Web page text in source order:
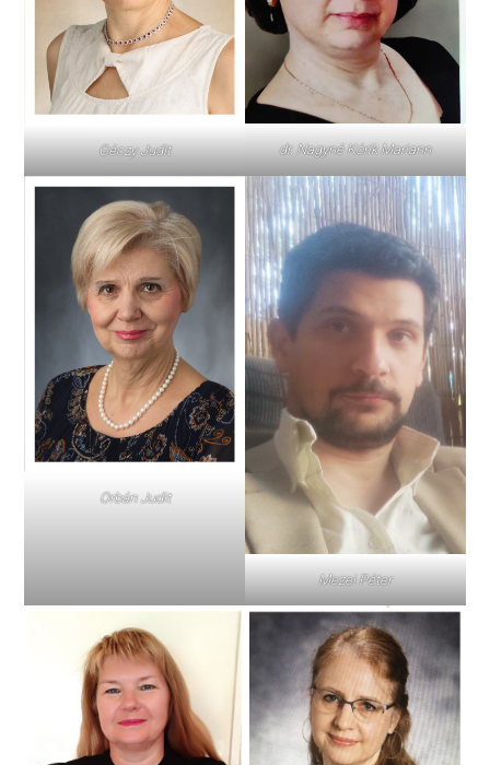
Géczy Judit dr. Nagyné Kórik Mariann
Orbán Judit
Mezei Péter